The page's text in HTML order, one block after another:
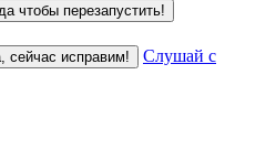
чтобы перезапустить!
исправим!
Слушай с